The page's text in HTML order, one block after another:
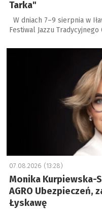
Tarka"
W dniach 7–9 sierpnia w
Festiwal Jazzu
a
07.08.2026 (13:28)
Monika Kurpiewska-
AGRO Ubezpieczeń,
Łyskawę